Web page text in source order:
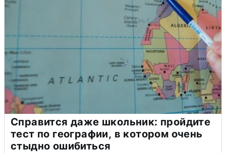
Справится даже школьник: пройдите
тест по географии, в котором очень
стыдно ошибиться